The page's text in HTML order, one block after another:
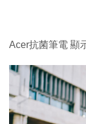
Acer抗菌筆電 顯